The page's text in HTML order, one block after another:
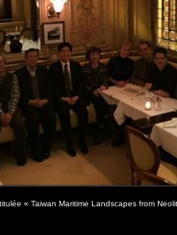
« Taiwan Maritime Landscapes from